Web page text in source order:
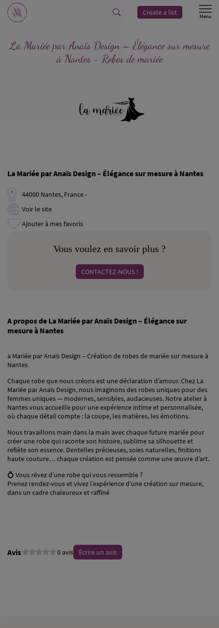
Create a list
La Mariée par Anaïs Design – Élégance sur mesure
à Nantes - Robes de mariée
La Mariée par Anaïs Design – Élégance sur mesure à Nantes
44000 Nantes, France -
Voir le site
Ajouter à mes favoris
Vous voulez en savoir plus ?
CONTACTEZ-NOUS !
A propos de La Mariée par Anaïs Design – Élégance sur
mesure à Nantes
a Mariée par Anaïs Design – Création de robes de mariée sur mesure à
Nantes
Chaque robe que nous créons est une déclaration d’amour. Chez La
Mariée par Anaïs Design, nous imaginons des robes uniques pour des
femmes uniques — modernes, sensibles, audacieuses. Notre atelier à
Nantes vous accueille pour une expérience intime et personnalisée,
où chaque détail compte : la coupe, les matières, les émotions.
Nous travaillons main dans la main avec chaque future mariée pour
créer une robe qui raconte son histoire, sublime sa silhouette et
reflète son essence. Dentelles précieuses, soies naturelles, finitions
haute couture… chaque création est pensée comme une œuvre d’art.
💍 Vous rêvez d’une robe qui vous ressemble ?
Prenez rendez-vous et vivez l’expérience d’une création sur mesure,
dans un cadre chaleureux et raffiné
Avis 0 avis Écrire un avis